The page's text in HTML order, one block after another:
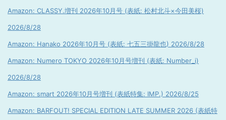
Amazon: CLASSY.増刊 2026年10月号 (表紙: 松村北斗×今田美桜)
2026/8/28
Amazon: Hanako 2026年10月号 (表紙: 七五三掛龍也) 2026/8/28
Amazon: Numero TOKYO 2026年10月号増刊 (表紙: Number_i)
2026/8/28
Amazon: smart 2026年10月号増刊 (表紙特集: IMP.) 2026/8/25
Amazon: BARFOUT! SPECIAL EDITION LATE SUMMER 2026 (表紙特